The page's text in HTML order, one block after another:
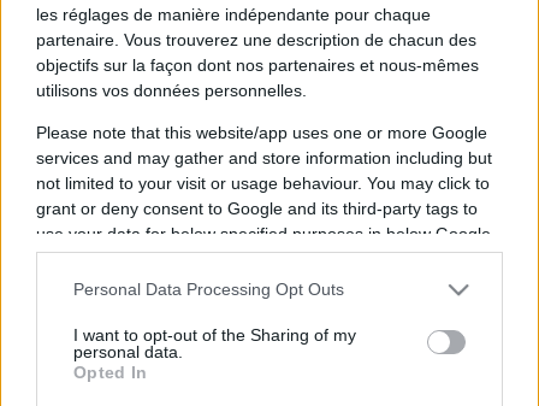
les réglages de manière indépendante pour chaque
partenaire. Vous trouverez une description de chacun des
objectifs sur la façon dont nos partenaires et nous-mêmes
utilisons vos données personnelles.
Please note that this website/app uses one or more Google
services and may gather and store information including but
not limited to your visit or usage behaviour. You may click to
grant or deny consent to Google and its third-party tags to
use your data for below specified purposes in below Google
consent section.
Personal Data Processing Opt Outs
I want to opt-out of the Sharing of my
personal data.
Opted In
Programme TV Rugby >Premiership> Bristol -
Newcastle Red Bulls